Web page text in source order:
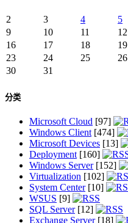
2
3 4 5
9
10 11 12
16
17 18 19
23
24 25 26
30
31
分类
Microsoft Cloud [97]
Windows Client [474]
Microsoft Devices [13]
Deployment [160]
Windows Server[152]
Virtualization [102]
System Center[10]
WSUS [9]
SQL Server[12]
Exchange Server[18]